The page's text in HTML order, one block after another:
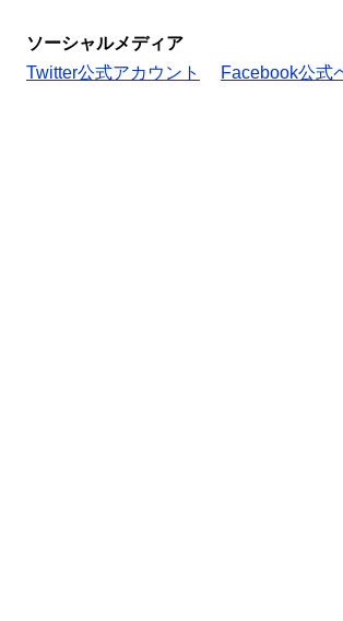
ソーシャルメディア
Twitter公式アカウント
Facebook公式